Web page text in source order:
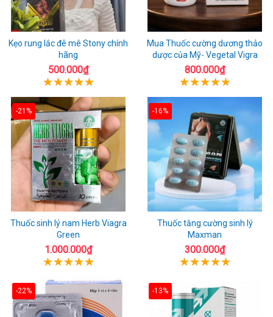
Kẹo rung lắc đê mê Stony chính
hãng
500.000₫
Mua Thuốc cường dương thảo
dược của Mỹ- Vegetal Vigra
800.000₫
-21%
Thuốc sinh lý nam Herb Viagra
Green
1.000.000₫
-16%
Thuốc tăng cường sinh lý
Maxman
300.000₫
-22% -13%